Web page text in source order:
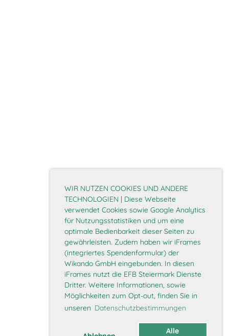
WIR NUTZEN COOKIES UND ANDERE
TECHNOLOGIEN | Diese Webseite
verwendet Cookies sowie Google Analytics
für Nutzungsstatistiken und um eine
optimale Bedienbarkeit dieser Seiten zu
gewährleisten. Zudem haben wir iFrames
(integriertes Spendenformular) der
Wikando GmbH eingebunden. In diesen
iFrames nutzt die EFB Steiermark Dienste
Dritter. Weitere Informationen, sowie
Möglichkeiten zum Opt-out, finden Sie in
unseren Datenschutzbestimmungen
Alle